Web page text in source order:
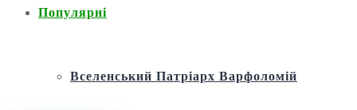
Популярні
Вселенський Патріарх Варфоломій